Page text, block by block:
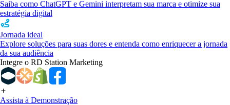
Saiba como ChatGPT e Gemini interpretam sua marca e otimize sua
estratégia digital
Jornada ideal
Explore soluções para suas dores e entenda como enriquecer a jornada
da sua audiência
Integre o RD Station Marketing
Assista à Demonstração